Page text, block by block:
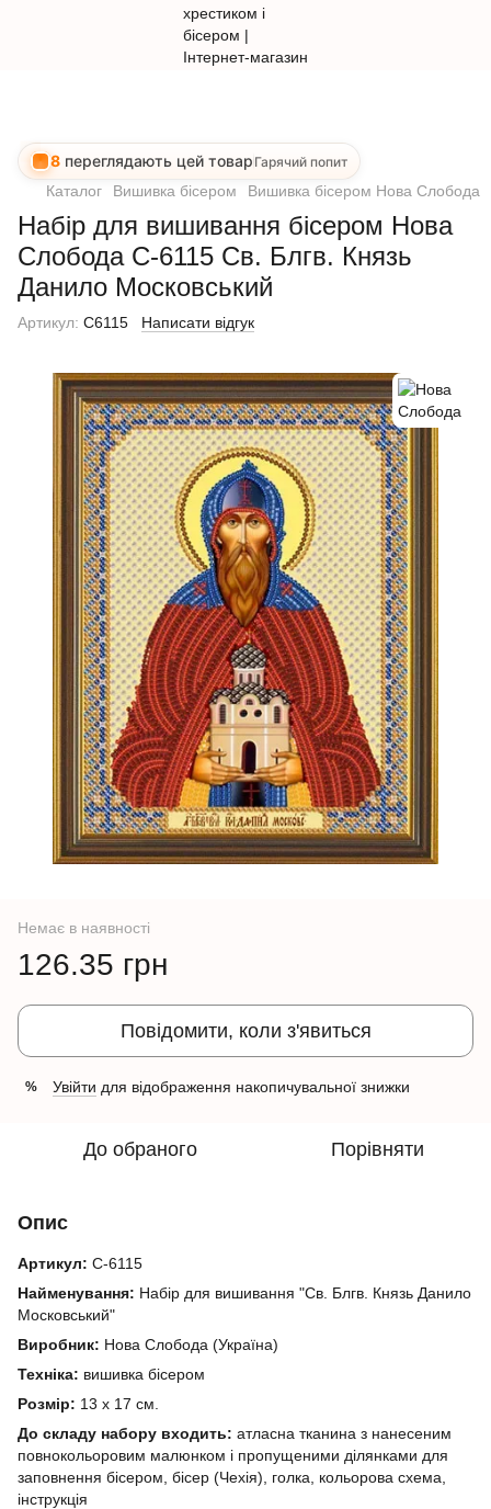
8 переглядають цей товар Гарячий попит
Каталог Вишивка бісером Вишивка бісером Нова Слобода
Набір для вишивання бісером Нова
Слобода C-6115 Св. Блгв. Князь
Данило Московський
Артикул: С6115 Написати відгук
Немає в наявності
126.35 грн
Повідомити, коли з'явиться
% Увійти для відображення накопичувальної знижки
До обраного Порівняти
Опис
Артикул: C-6115
Найменування: Набір для вишивання "Св. Блгв. Князь Данило
Московський"
Виробник: Нова Слобода (Україна)
Техніка: вишивка бісером
Розмір: 13 х 17 см.
До складу набору входить: атласна тканина з нанесеним
повнокольоровим малюнком і пропущеними ділянками для
заповнення бісером, бісер (Чехія), голка, кольорова схема,
інструкція